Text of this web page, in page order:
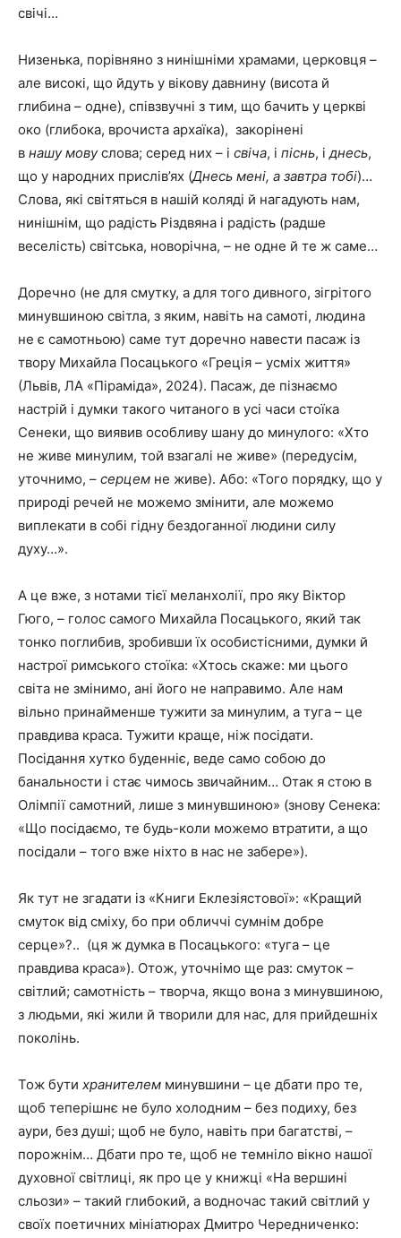
свічі…
Низенька, порівняно з нинішніми храмами, церковця –
але високі, що йдуть у вікову давнину (висота й
глибина – одне), співзвучні з тим, що бачить у церкві
око (глибока, врочиста архаїка), закорінені
в нашу мовуслова; серед них – і свіча, і піснь, іднесь,
що у народних прислів’ях (Днесь мені, а завтра тобі)…
Слова, які світяться в нашій коляді й нагадують нам,
нинішнім, що радість Різдвяна і радість (радше
веселість) світська, новорічна, – не одне й те ж саме…
Доречно (не для смутку, а для того дивного, зігрітого
минувшиною світла, з яким, навіть на самоті, людина
не є самотньою) саме тут доречно навести пасаж із
твору Михайла Посацького «Греція – усміх життя»
(Львів, ЛА «Піраміда», 2024). Пасаж, де пізнаємо
настрій і думки такого читаного в усі часи стоїка
Сенеки, що виявив особливу шану до минулого: «Хто
не живе минулим, той взагалі не живе» (передусім,
уточнимо, – серцем не живе). Або: «Того порядку, що у
природі речей не можемо змінити, але можемо
виплекати в собі гідну бездоганної людини силу
духу…».
А це вже, з нотами тієї меланхолії, про яку Віктор
Гюго, – голос самого Михайла Посацького, який так
тонко поглибив, зробивши їх особистісними, думки й
настрої римського стоїка: «Хтось скаже: ми цього
світа не змінимо, ані його не направимо. Але нам
вільно принайменше тужити за минулим, а туга – це
правдива краса. Тужити краще, ніж посідати.
Посідання хутко буденніє, веде само собою до
банальности і стає чимось звичайним… Отак я стою в
Олімпії самотний, лише з минувшиною» (знову Сенека:
«Що посідаємо, те будь-коли можемо втратити, а що
посідали – того вже ніхто в нас не забере»).
Як тут не згадати із «Книги Еклезіястової»: «Кращий
смуток від сміху, бо при обличчі сумнім добре
серце»?.. (ця ж думка в Посацького: «туга – це
правдива краса»). Отож, уточнімо ще раз: смуток –
світлий; самотність – творча, якщо вона з минувшиною,
з людьми, які жили й творили для нас, для прийдешніх
поколінь.
Тож бути хранителем минувшини – це дбати про те,
щоб теперішнє не було холодним – без подиху, без
аури, без душі; щоб не було, навіть при багатстві, –
порожнім… Дбати про те, щоб не темніло вікно нашої
духовної світлиці, як про це у книжці «На вершині
сльози» – такий глибокий, а водночас такий світлий у
своїх поетичних мініатюрах Дмитро Чередниченко: